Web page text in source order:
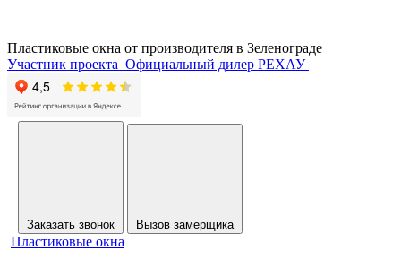
Пластиковые окна от производителя в Зеленограде
Участник проекта Официальный дилер РЕХАУ
Заказать звонок Вызов замерщика
Пластиковые окна